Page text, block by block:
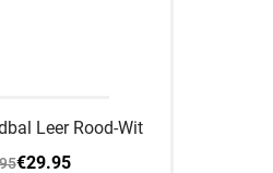
Leer Rood-Wit
€29.95